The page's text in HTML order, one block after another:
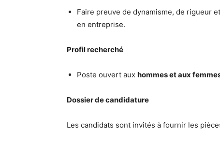
Faire preuve de dynamisme, de rigueur
en entreprise.
Profil recherché
Poste ouvert aux hommes et aux
Dossier de candidature
Les candidats sont invités à fournir les